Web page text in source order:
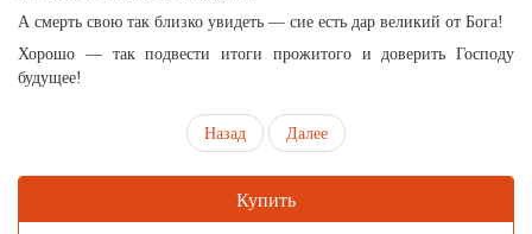
А смерть свою так близко увидеть — сие есть дар великий от Бога!
Хорошо — так подвести итоги прожитого и доверить Господу
будущее!
Назад Далее
Купить